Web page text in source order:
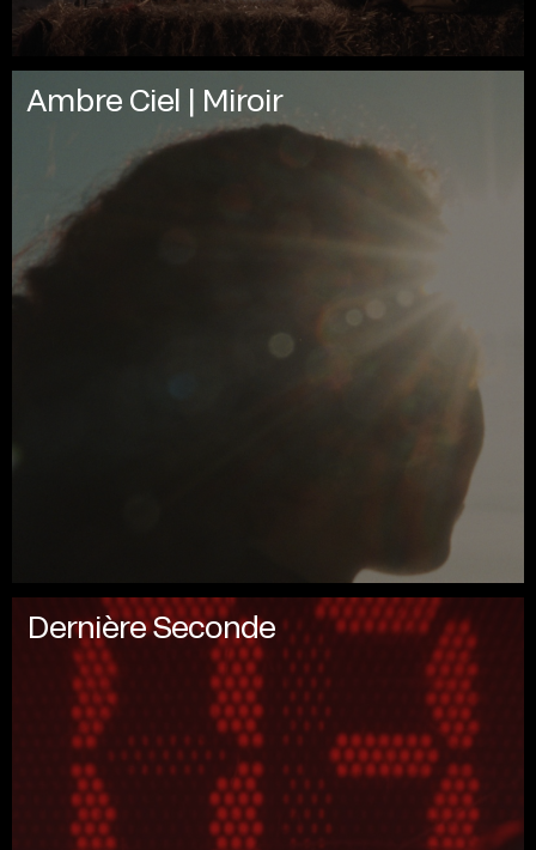
Ambre Ciel | Miroir
Dernière Seconde